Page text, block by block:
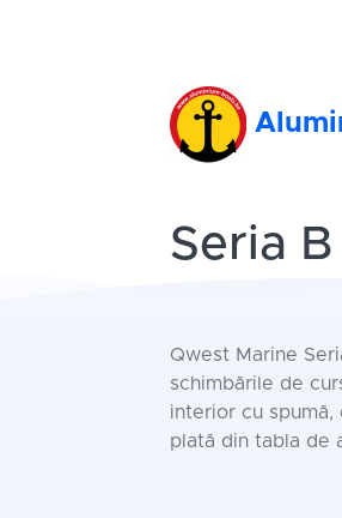
Seria B
Qwest Marine
schimbările de
interior cu spumă,
plată din tabla de